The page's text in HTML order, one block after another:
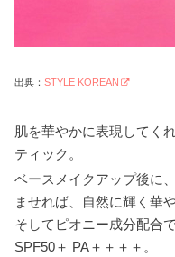
出典：STYLE KOREAN
肌を華やかに表現してく
ティック。
ベースメイクアップ後に
ませれば、自然に輝く華
そしてピオニー成分配合
SPF50＋ PA＋＋＋＋。